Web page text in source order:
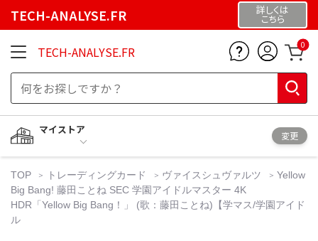
TECH-ANALYSE.FR 詳しくは
こちら
TECH-ANALYSE.FR 0
マイストア
変更
TOP トレーディングカード ヴァイスシュヴァルツ
Yellow
Big Bang! 藤田ことね SEC 学園アイドルマスター 4K
HDR「Yellow Big Bang！」 (歌：藤田ことね)【学マス/学園アイド
ル